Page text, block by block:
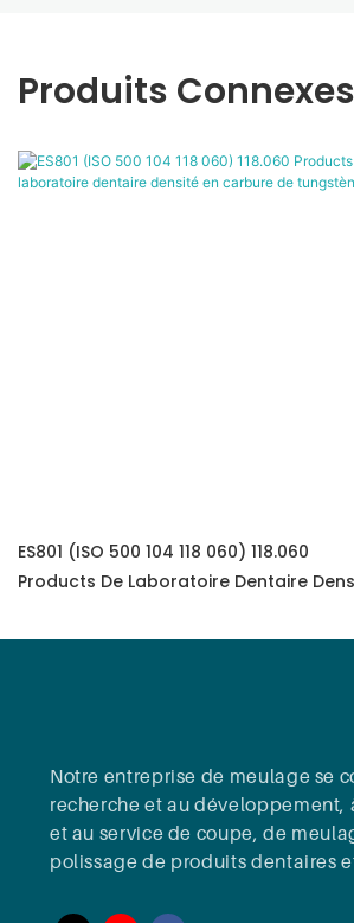
Produits Connexes
ES801 (ISO 500 104 118 060) 118.060
Products De Laboratoire Dentaire
Notre entreprise de meulage se
recherche et au développement,
et au service de coupe, de
polissage de produits dentaires